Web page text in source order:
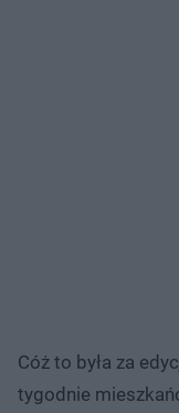
Cóż to była za
tygodnie